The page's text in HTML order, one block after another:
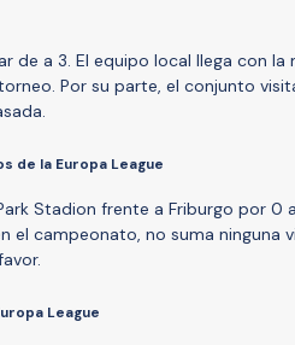
de a 3. El equipo local llega con la
Por su parte, el conjunto
de la Europa League
Stadion frente a Friburgo por 0 a
el campeonato, no suma ninguna
League